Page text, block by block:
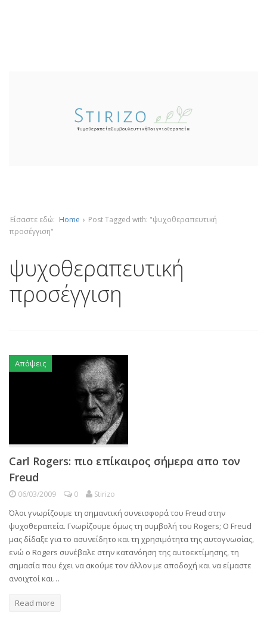
Είσαστε εδώ: Home › Post Tagged with: "ψυχοθεραπευτική
προσέγγιση"
ψυχοθεραπευτική
προσέγγιση
Απόψεις
Carl Rogers: πιο επίκαιρος σήμερα απο τον
Freud
06/03/2009 0 Stirizo
Όλοι γνωρίζουμε τη σημαντική συνεισφορά του Freud στην
ψυχοθεραπεία. Γνωρίζουμε όμως τη συμβολή του Rogers; Ο Freud
μας δίδαξε για το ασυνείδητο και τη χρησιμότητα της αυτογνωσίας,
ενώ ο Rogers συνέβαλε στην κατανόηση της αυτοεκτίμησης, τη
σημασία που έχει να ακούμε τον άλλον με αποδοχή και να είμαστε
ανοιχτοί και…
Read more